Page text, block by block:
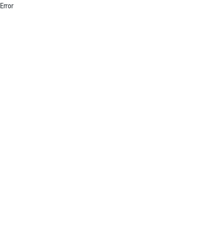
Error